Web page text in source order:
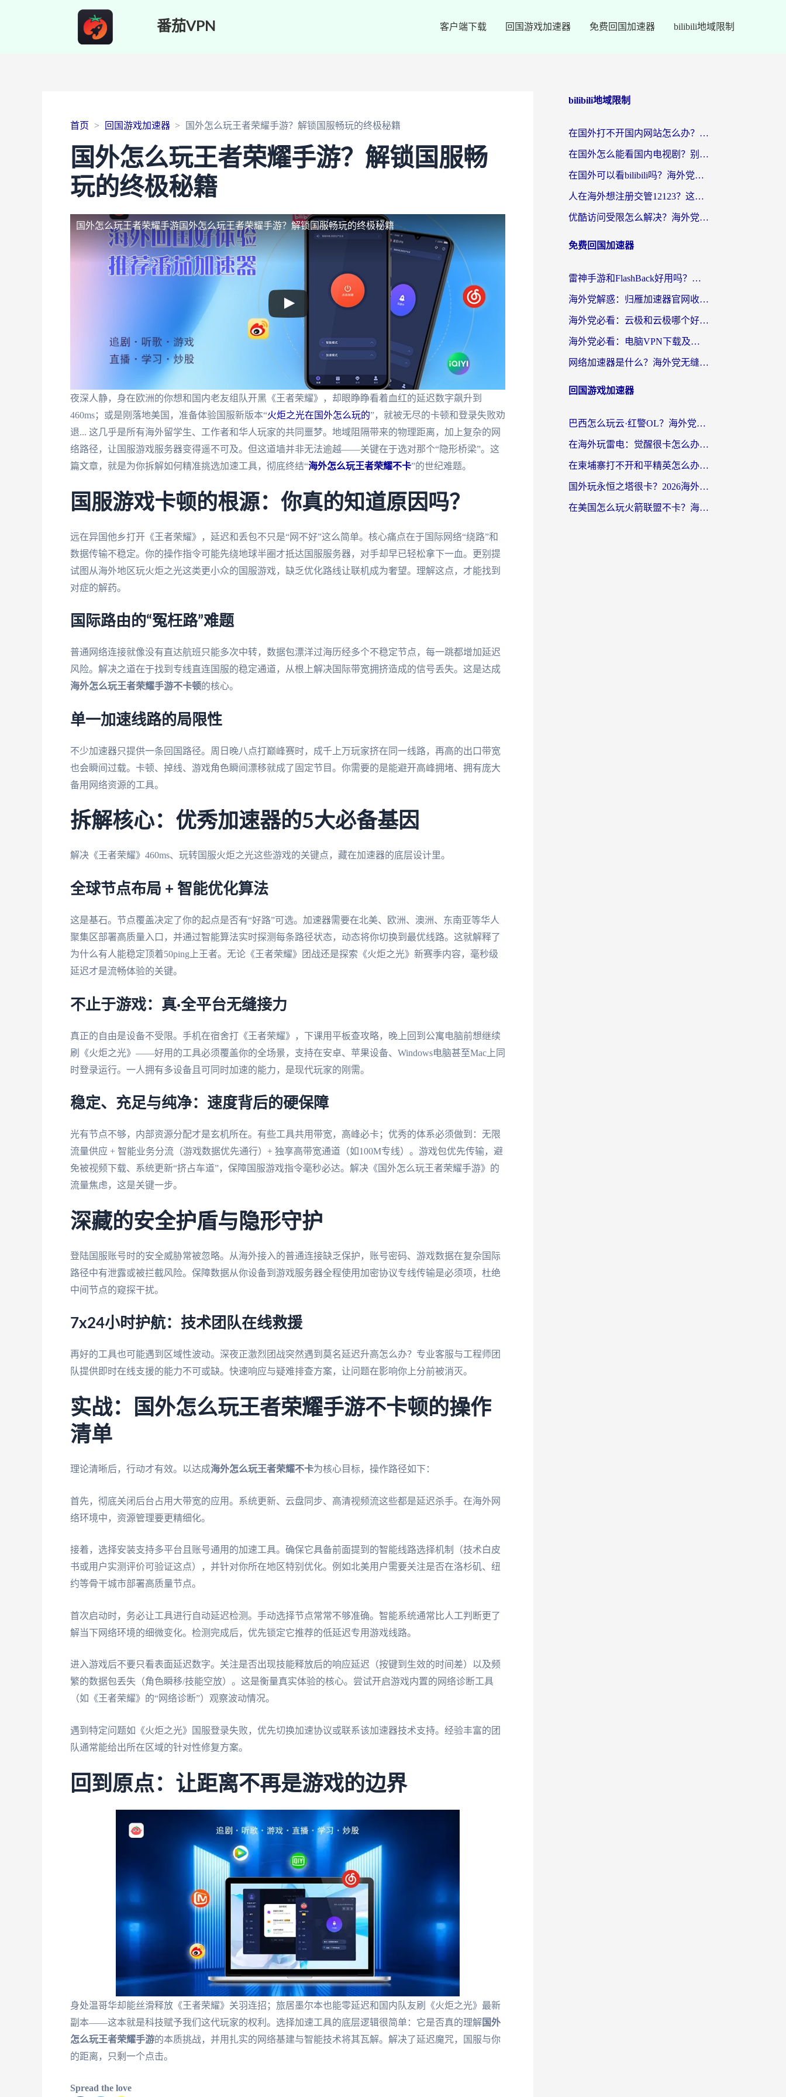
番茄VPN 客户端下载 回国游戏加速器 免费回国加速器 bilibili地域限制
首页 回国游戏加速器 国外怎么玩王者荣耀手游？解锁国服畅玩的终极秘籍
国外怎么玩王者荣耀手游？解锁国服畅
玩的终极秘籍
国外怎么玩王者荣耀手游国外怎么玩王者荣耀手游？解锁国服畅玩的终极秘籍
夜深人静，身在欧洲的你想和国内老友组队开黑《王者荣耀》，却眼睁睁看着血红的延迟数字飙升到
460ms；或是刚落地美国，准备体验国服新版本“火炬之光在国外怎么玩的”，就被无尽的卡顿和登录失败劝
退... 这几乎是所有海外留学生、工作者和华人玩家的共同噩梦。地域阻隔带来的物理距离，加上复杂的网
络路径，让国服游戏服务器变得遥不可及。但这道墙并非无法逾越——关键在于选对那个“隐形桥梁”。这
篇文章，就是为你拆解如何精准挑选加速工具，彻底终结“海外怎么玩王者荣耀不卡”的世纪难题。
国服游戏卡顿的根源：你真的知道原因吗？
远在异国他乡打开《王者荣耀》，延迟和丢包不只是“网不好”这么简单。核心痛点在于国际网络“绕路”和
数据传输不稳定。你的操作指令可能先绕地球半圈才抵达国服服务器，对手却早已轻松拿下一血。更别提
试图从海外地区玩火炬之光这类更小众的国服游戏，缺乏优化路线让联机成为奢望。理解这点，才能找到
对症的解药。
国际路由的“冤枉路”难题
普通网络连接就像没有直达航班只能多次中转，数据包漂洋过海历经多个不稳定节点，每一跳都增加延迟
风险。解决之道在于找到专线直连国服的稳定通道，从根上解决国际带宽拥挤造成的信号丢失。这是达成
海外怎么玩王者荣耀手游不卡顿的核心。
单一加速线路的局限性
不少加速器只提供一条回国路径。周日晚八点打巅峰赛时，成千上万玩家挤在同一线路，再高的出口带宽
也会瞬间过载。卡顿、掉线、游戏角色瞬间漂移就成了固定节目。你需要的是能避开高峰拥堵、拥有庞大
备用网络资源的工具。
拆解核心：优秀加速器的5大必备基因
解决《王者荣耀》460ms、玩转国服火炬之光这些游戏的关键点，藏在加速器的底层设计里。
全球节点布局 + 智能优化算法
这是基石。节点覆盖决定了你的起点是否有“好路”可选。加速器需要在北美、欧洲、澳洲、东南亚等华人
聚集区部署高质量入口，并通过智能算法实时探测每条路径状态，动态将你切换到最优线路。这就解释了
为什么有人能稳定顶着50ping上王者。无论《王者荣耀》团战还是探索《火炬之光》新赛季内容，毫秒级
延迟才是流畅体验的关键。
不止于游戏：真·全平台无缝接力
真正的自由是设备不受限。手机在宿舍打《王者荣耀》，下课用平板查攻略，晚上回到公寓电脑前想继续
刷《火炬之光》——好用的工具必须覆盖你的全场景，支持在安卓、苹果设备、Windows电脑甚至Mac上同
时登录运行。一人拥有多设备且可同时加速的能力，是现代玩家的刚需。
稳定、充足与纯净：速度背后的硬保障
光有节点不够，内部资源分配才是玄机所在。有些工具共用带宽，高峰必卡；优秀的体系必须做到：无限
流量供应 + 智能业务分流（游戏数据优先通行）+ 独享高带宽通道（如100M专线）。游戏包优先传输，避
免被视频下载、系统更新“挤占车道”，保障国服游戏指令毫秒必达。解决《国外怎么玩王者荣耀手游》的
流量焦虑，这是关键一步。
深藏的安全护盾与隐形守护
登陆国服账号时的安全威胁常被忽略。从海外接入的普通连接缺乏保护，账号密码、游戏数据在复杂国际
路径中有泄露或被拦截风险。保障数据从你设备到游戏服务器全程使用加密协议专线传输是必须项，杜绝
中间节点的窥探干扰。
7x24小时护航：技术团队在线救援
再好的工具也可能遇到区域性波动。深夜正激烈团战突然遇到莫名延迟升高怎么办？专业客服与工程师团
队提供即时在线支援的能力不可或缺。快速响应与疑难排查方案，让问题在影响你上分前被消灭。
实战：国外怎么玩王者荣耀手游不卡顿的操作
清单
理论清晰后，行动才有效。以达成海外怎么玩王者荣耀不卡为核心目标，操作路径如下：
首先，彻底关闭后台占用大带宽的应用。系统更新、云盘同步、高清视频流这些都是延迟杀手。在海外网
络环境中，资源管理要更精细化。
接着，选择安装支持多平台且账号通用的加速工具。确保它具备前面提到的智能线路选择机制（技术白皮
书或用户实测评价可验证这点），并针对你所在地区特别优化。例如北美用户需要关注是否在洛杉矶、纽
约等骨干城市部署高质量节点。
首次启动时，务必让工具进行自动延迟检测。手动选择节点常常不够准确。智能系统通常比人工判断更了
解当下网络环境的细微变化。检测完成后，优先锁定它推荐的低延迟专用游戏线路。
进入游戏后不要只看表面延迟数字。关注是否出现技能释放后的响应延迟（按键到生效的时间差）以及频
繁的数据包丢失（角色瞬移/技能空放）。这是衡量真实体验的核心。尝试开启游戏内置的网络诊断工具
（如《王者荣耀》的“网络诊断”）观察波动情况。
遇到特定问题如《火炬之光》国服登录失败，优先切换加速协议或联系该加速器技术支持。经验丰富的团
队通常能给出所在区域的针对性修复方案。
回到原点：让距离不再是游戏的边界
身处温哥华却能丝滑释放《王者荣耀》关羽连招；旅居墨尔本也能零延迟和国内队友刷《火炬之光》最新
副本——这本就是科技赋予我们这代玩家的权利。选择加速工具的底层逻辑很简单：它是否真的理解国外
怎么玩王者荣耀手游的本质挑战，并用扎实的网络基建与智能技术将其瓦解。解决了延迟魔咒，国服与你
的距离，只剩一个点击。
Spread the love
bilibili地域限制
在国外打不开国内网站怎么办？海外华人亲测的回国加速器选择指南
在国外怎么能看国内电视剧？别再踩坑！这篇给你真实解决方案
在国外可以看bilibili吗？海外党追剧看番的终极解决方案来了
人在海外想注册交管12123？这篇攻略帮你搞定（附回国加速神器）
优酷访问受限怎么解决？海外党亲测有效的回国加速方案
免费回国加速器
雷神手游和FlashBack好用吗？海外党亲测指南，避开破解版坑轻松访问国内资源
海外党解惑：归雁加速器官网收费吗？+3个回国加速问题的真实答案
海外党必看：云极和云极哪个好？3分钟选对回国加速器，无缝访问国内资源
海外党必看：电脑VPN下载及回国加速器选择指南——无缝访问国内资源不再难
网络加速器是什么？海外党无缝刷剧、看NBA的实用指南
回国游戏加速器
巴西怎么玩云·红警OL？海外党国服游戏加速终极攻略（附非洲逆水寒&天下山海低延迟技巧）
在海外玩雷电：觉醒很卡怎么办？2026终极指南帮你告别延迟与卡顿
在柬埔寨打不开和平精英怎么办？海外党必看的国服游戏加速终极指南
国外玩永恒之塔很卡？2026海外党国服游戏加速器终极指南（附街头篮球坦克世界实测）
在美国怎么玩火箭联盟不卡？海外玩家国服游戏加速终极指南（附明日方舟美版王者荣耀优化技巧）